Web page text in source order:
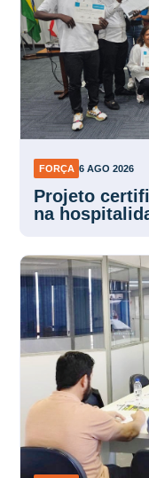
FORÇA 6 AGO 2026
Projeto
na